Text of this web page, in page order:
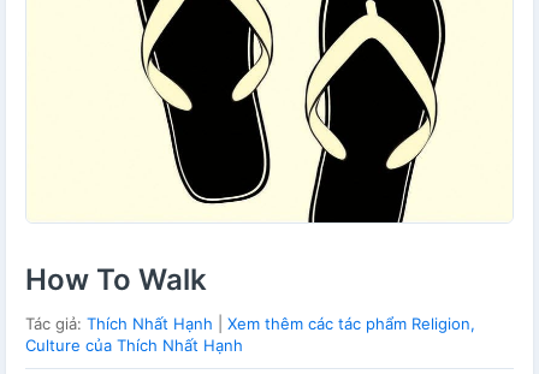
How To Walk
Tác giả: Thích Nhất Hạnh
Xem thêm các tác phẩm Religion,
Culture của Thích Nhất Hạnh